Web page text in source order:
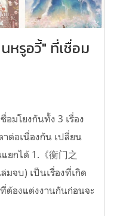
หรูอวี้" ที่เชื่อม
อมโยงกันทั้ง 3 เรื่อง
าต่อเนื่องกัน เปลี่ยน
ยกได้ 1.《衡门之
จบ) เป็นเรื่องที่เกิด
ต้องแต่งงานกันก่อนจะ